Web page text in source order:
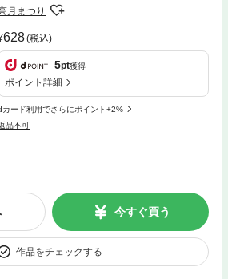
月まつり
628(税込)
5pt獲得
ポイント詳細
カード利用でさらにポイント+2%
品不可
今すぐ買う
作品をチェックする